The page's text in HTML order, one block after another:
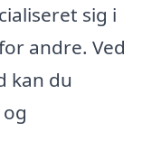
sig i
andre. Ved
kan du